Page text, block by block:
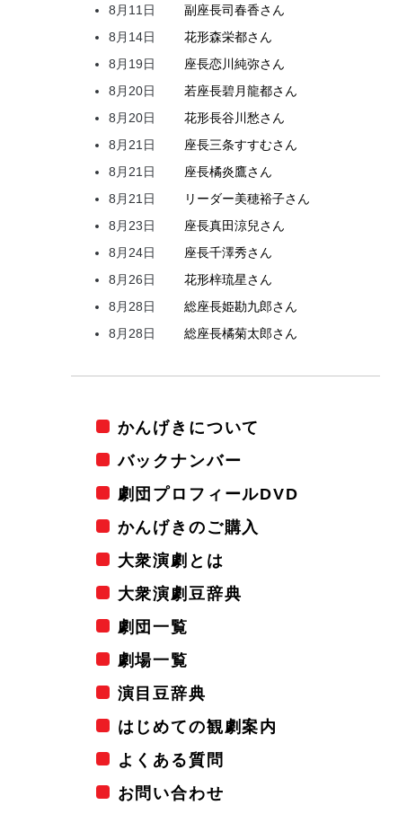
8月11日
副座長司春香さん
8月14日
花形森栄都さん
8月19日
座長恋川 純弥さん
8月20日
若座長碧月龍都さん
8月20日
花形長谷川 愁さん
8月21日
座長三条すすむさん
8月21日
座長橘炎鷹さん
8月21日
リーダー美穂裕子さん
8月23日
座長真田涼兒さん
8月24日
座長千澤秀さん
8月26日
花形梓琉星さん
8月28日
総座長姫勘九郎さん
8月28日
総座長橘菊太郎さん
かんげきについて
バックナンバー
劇団プロフィールDVD
かんげきのご購入
大衆演劇とは
大衆演劇豆辞典
劇団一覧
劇場一覧
演目豆辞典
はじめての観劇案内
よくある質問
お問い合わせ